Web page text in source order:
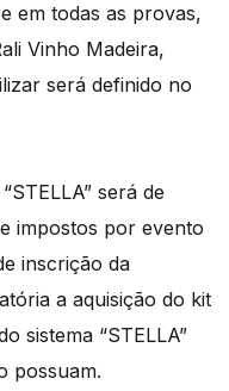
em todas as provas,
Vinho Madeira,
será definido no
será de
impostos por evento
inscrição da
a aquisição do kit
sistema “STELLA”
possuam.